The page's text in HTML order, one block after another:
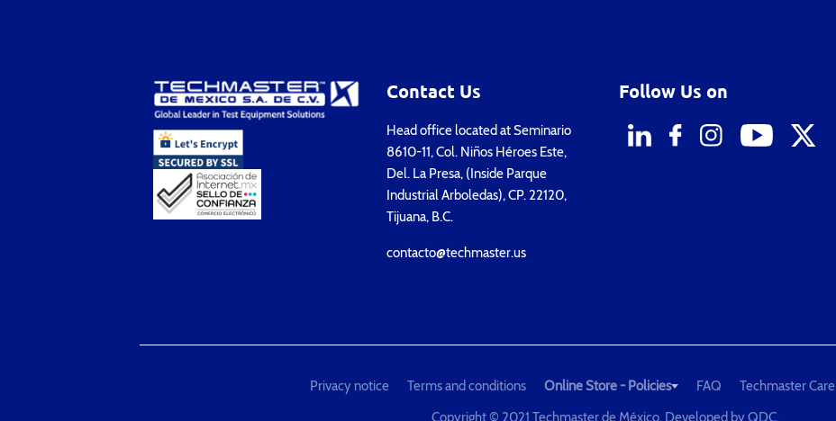
Contact Us
Head office located at Seminario
8610-11, Col. Niños Héroes Este,
Del. La Presa, (Inside Parque
Industrial Arboledas), CP. 22120,
Tijuana, B.C.
contacto@techmaster.us
Follow Us on
Privacy notice Terms and conditions Online Store - Policies FAQ Techmaster Care
Copyright © 2021 Techmaster de México. Developed byQDC.